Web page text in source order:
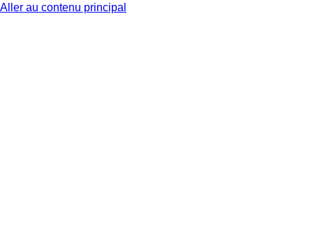
Aller au contenu principal